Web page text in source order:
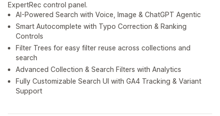
ExpertRec control panel.
AI-Powered Search with Voice, Image & ChatGPT Agentic
Smart Autocomplete with Typo Correction & Ranking
Controls
Filter Trees for easy filter reuse across collections and
search
Advanced Collection & Search Filters with Analytics
Fully Customizable Search UI with GA4 Tracking & Variant
Support